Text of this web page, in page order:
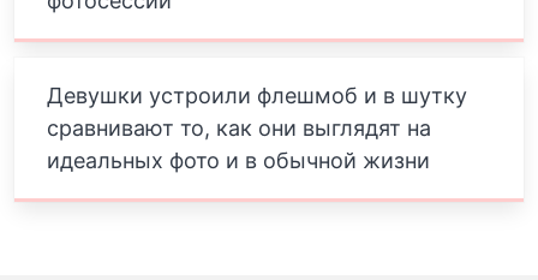
Девушки устроили флешмоб и в шутку
сравнивают то, как они выглядят на
идеальных фото и в обычной жизни